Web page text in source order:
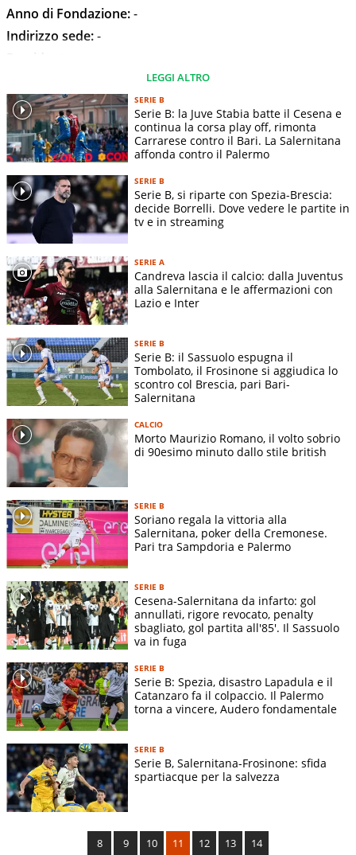
Anno di Fondazione:-
Indirizzo sede:-
Presidente:
Serse Cosmi
Stadio:Stadio Arechi
Capienza Stadio:-
Indirizzo stadio:-
Dimensioni terreno di gioco: -
LEGGI ALTRO
SERIE B
Serie B: la Juve Stabia batte il Cesena e
continua la corsa play off, rimonta
Carrarese contro il Bari. La Salernitana
affonda contro il Palermo
SERIE B
Serie B, si riparte con Spezia-Brescia:
decide Borrelli. Dove vedere le partite in
tv e in streaming
SERIE A
Candreva lascia il calcio: dalla Juventus
alla Salernitana e le affermazioni con
Lazio e Inter
SERIE B
Serie B: il Sassuolo espugna il
Tombolato, il Frosinone si aggiudica lo
scontro col Brescia, pari Bari-
Salernitana
CALCIO
Morto Maurizio Romano, il volto sobrio
di 90esimo minuto dallo stile british
SERIE B
Soriano regala la vittoria alla
Salernitana, poker della Cremonese.
Pari tra Sampdoria e Palermo
SERIE B
Cesena-Salernitana da infarto: gol
annullati, rigore revocato, penalty
sbagliato, gol partita all'85'. Il Sassuolo
va in fuga
SERIE B
Serie B: Spezia, disastro Lapadula e il
Catanzaro fa il colpaccio. Il Palermo
torna a vincere, Audero fondamentale
SERIE B
Serie B, Salernitana-Frosinone: sfida
spartiacque per la salvezza
8 9 10 11 12 13 14